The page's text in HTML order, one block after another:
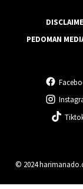
PEDOMAN
© 2024